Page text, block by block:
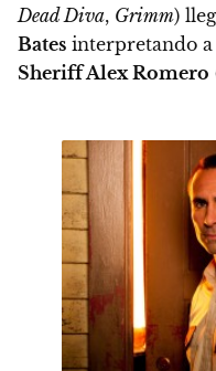
Dead Diva, Grimm)
Bates interpretando
Sheriff Alex Romero